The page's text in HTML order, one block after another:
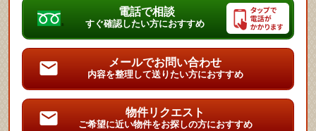
電話で相談
すぐ確認したい方におすすめ
メールでお問い合わせ
内容を整理して送りたい方におすすめ
物件リクエスト
ご希望に近い物件をお探しの方におすすめ